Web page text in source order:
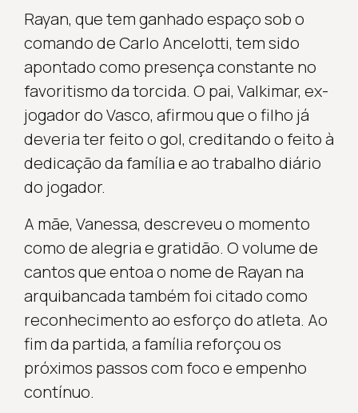
Rayan, que tem ganhado espaço sob o
comando de Carlo Ancelotti, tem sido
apontado como presença constante no
favoritismo da torcida. O pai, Valkimar, ex-
jogador do Vasco, afirmou que o filho já
deveria ter feito o gol, creditando o feito à
dedicação da família e ao trabalho diário
do jogador.
A mãe, Vanessa, descreveu o momento
como de alegria e gratidão. O volume de
cantos que entoa o nome de Rayan na
arquibancada também foi citado como
reconhecimento ao esforço do atleta. Ao
fim da partida, a família reforçou os
próximos passos com foco e empenho
contínuo.